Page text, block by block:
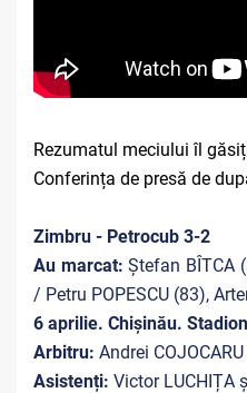
Rezumatul meciului îl
Conferința de presă de
Zimbru - Petrocub 3-2
Au marcat:Ștefan BÎTCA
/ Petru POPESCU (83),
6 aprilie. Chișinău.
Arbitru: Andrei COJOCARU
Asistenți: Victor LUCHIȚA